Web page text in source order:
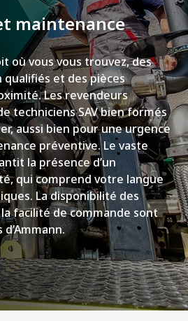
maintenance
où vous vous trouvez, des
qualifiés et des pièces
Les revendeurs
techniciens SAV bien formés
aussi bien pour une urgence
préventive. Le vaste
la présence d’un
qui comprend votre langue
La disponibilité des
facilité de commande sont